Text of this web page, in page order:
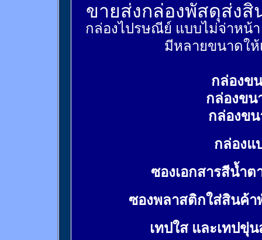
ขายส่งกล่องพัสดุส่ง
กล่องไปรษณีย์ แบบไม่จ่าหน้
มีหลายขนาดให้
กล่องข
กล่องขน
กล่องข
กล่องแ
ซองเอกสารสีน้ำต
ซองพลาสติกใส่สินค้า
เทปใส และเทปขุ่